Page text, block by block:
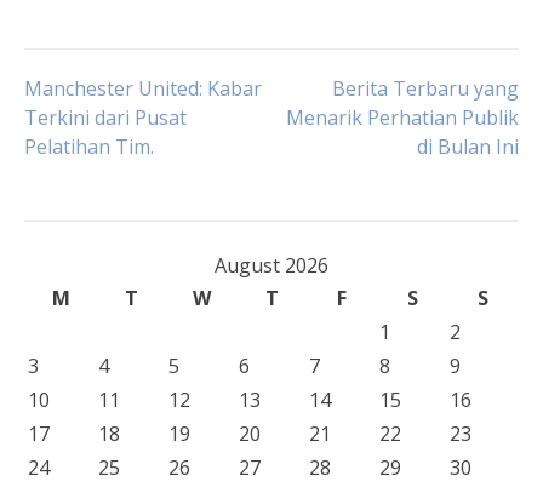
Post
navigation
Manchester United: Kabar
Terkini dari Pusat
Pelatihan Tim.
Berita Terbaru yang
Menarik Perhatian Publik
di Bulan Ini
August 2026
M
T W T F S
S
1
2
3
4 5 6 7 8
9
10
11 12 13 14 15
16
17
18 19 20 21 22
23
24
25 26 27 28 29
30